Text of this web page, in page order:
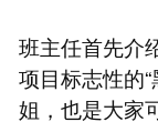
班主任首先介
项目标志性的
姐，也是大家